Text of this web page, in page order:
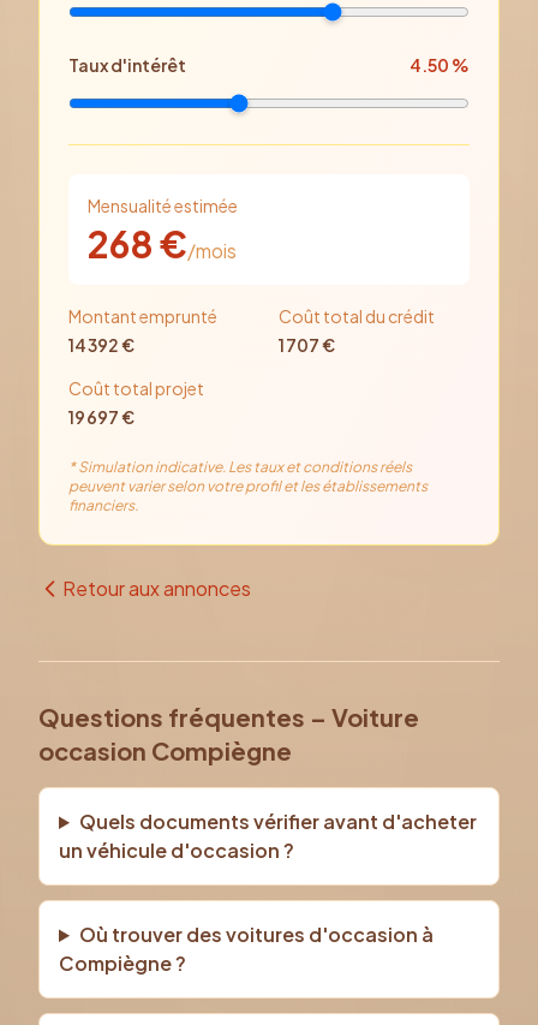
Taux d'intérêt 4.50 %
Mensualité estimée
268€/mois
Montant emprunté
14 392€
Coût total du crédit
1 707€
Coût total projet
19 697€
* Simulation indicative. Les taux et conditions réels
peuvent varier selon votre profil et les établissements
financiers.
Retour aux annonces
Questions fréquentes – Voiture
occasion Compiègne
Quels documents vérifier avant d'acheter
un véhicule d'occasion ?
Où trouver des voitures d'occasion à
Compiègne ?